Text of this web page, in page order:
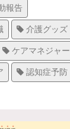
報告
介護グッズ
ケアマネジャー
認知症予防